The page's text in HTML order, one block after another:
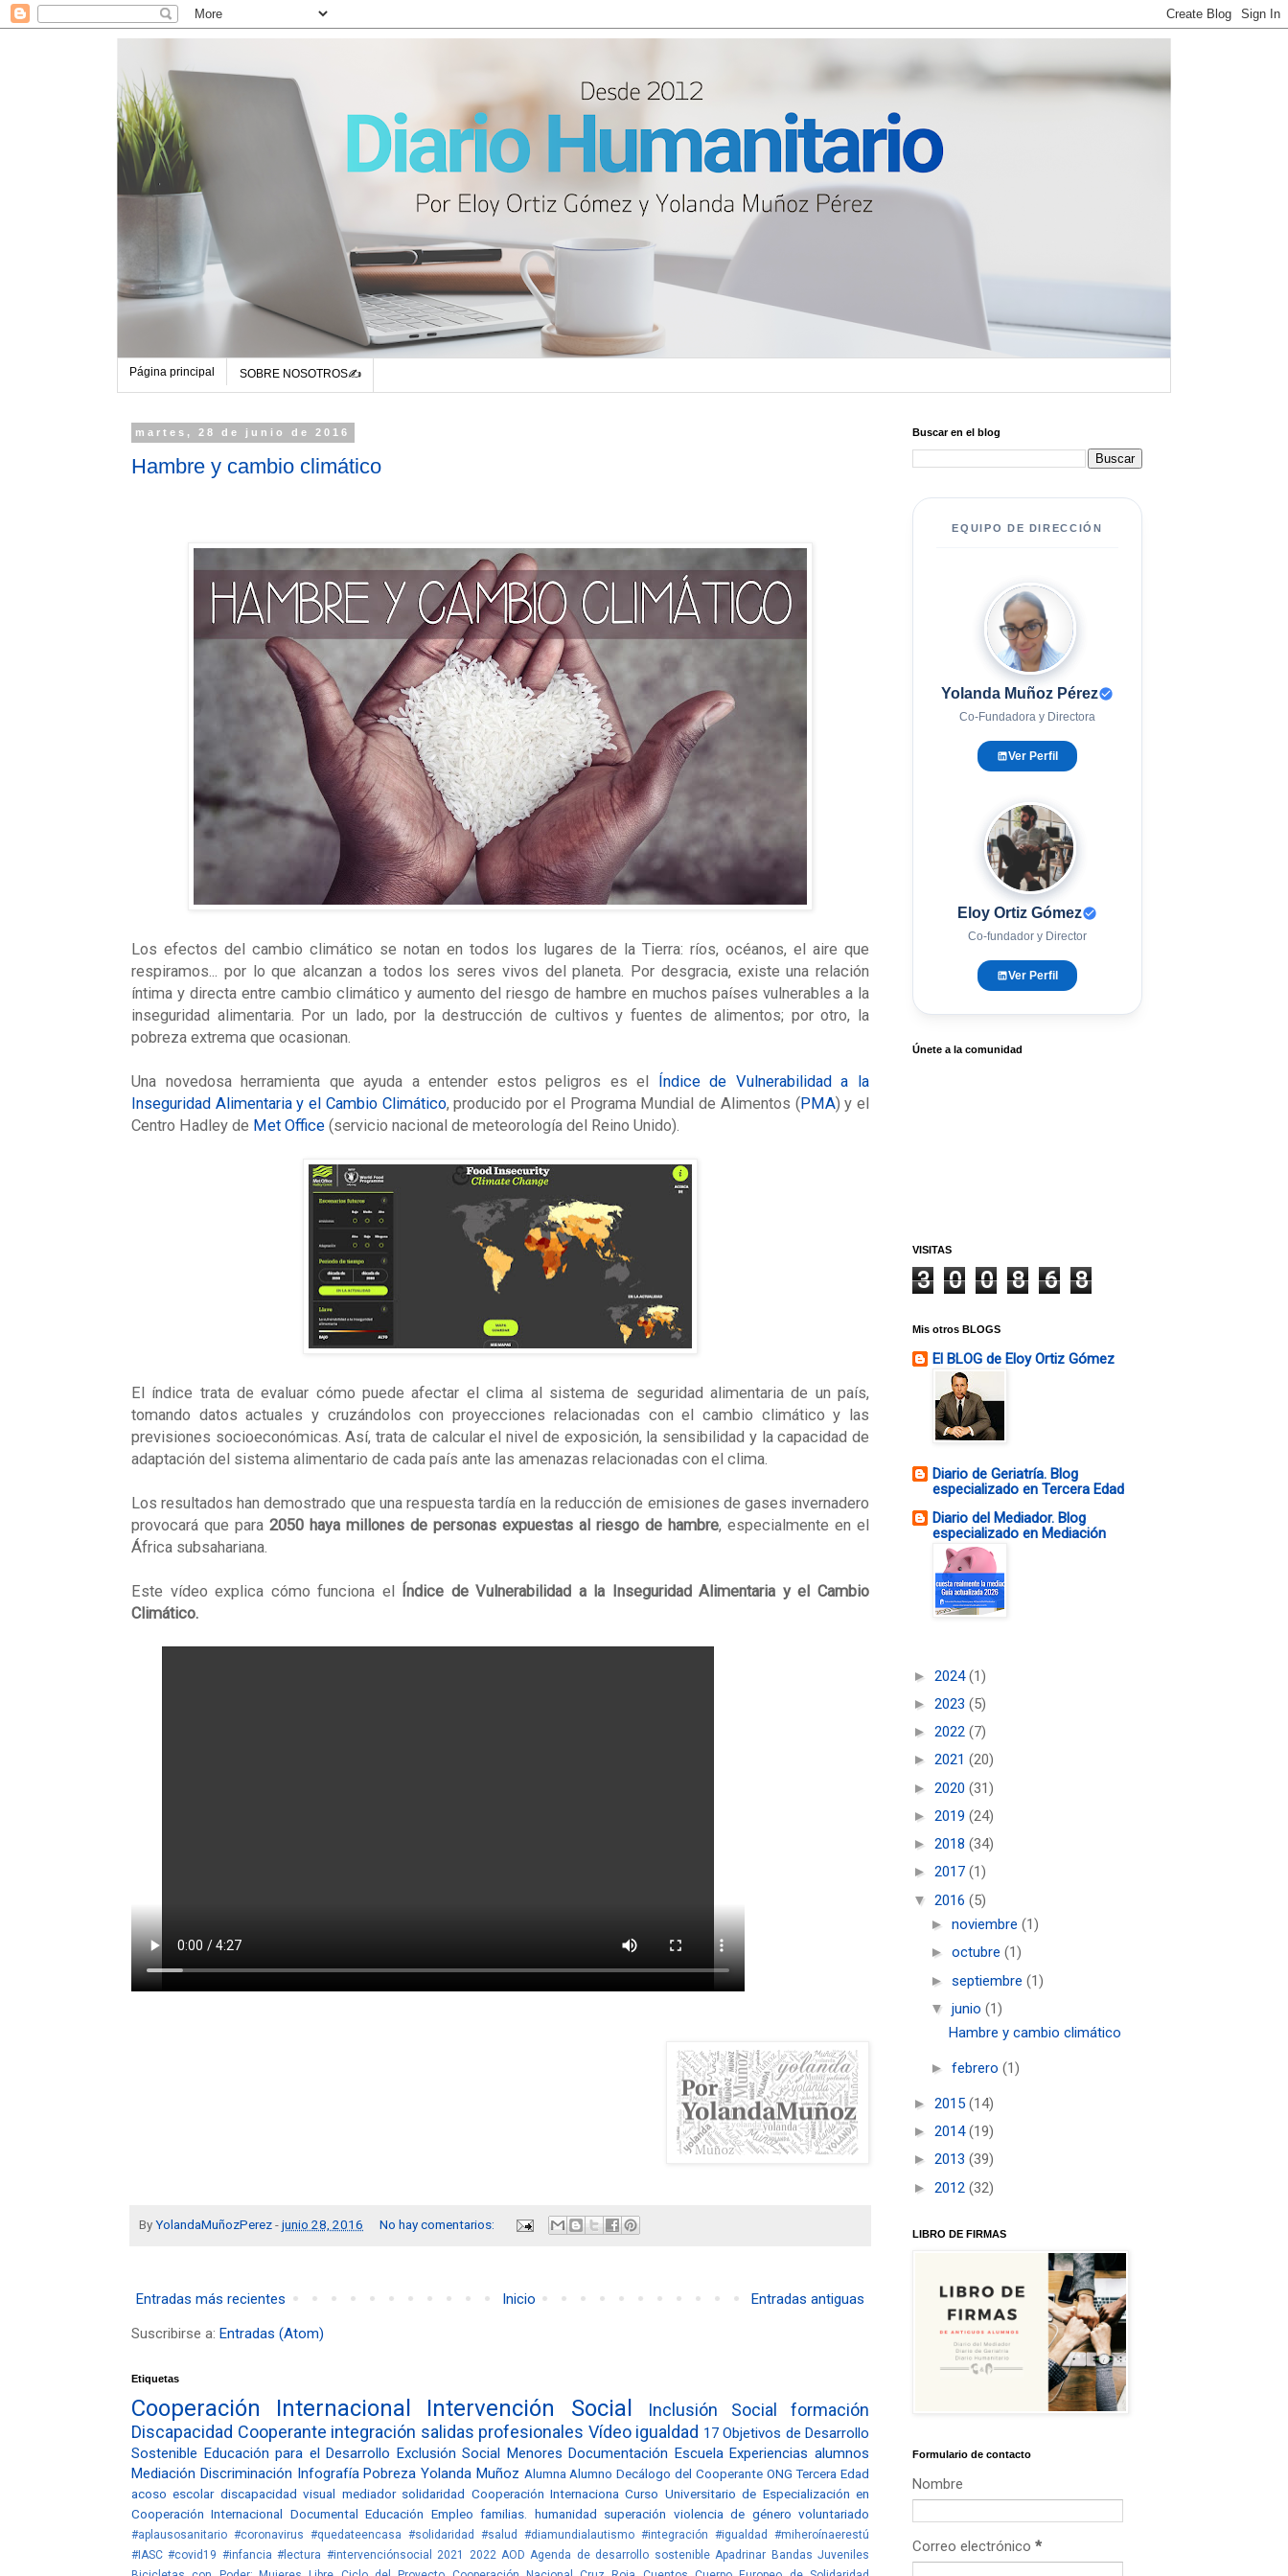
Página principal SOBRE NOSOTROS✍
martes, 28 de junio de 2016
Hambre y cambio climático
Los efectos del cambio climático se notan en todos los lugares de la Tierra: ríos, océanos, el aire que
respiramos... por lo que alcanzan a todos los seres vivos del planeta. Por desgracia, existe una relación
íntima y directa entre cambio climático y aumento del riesgo de hambre en muchos países vulnerables a la
inseguridad alimentaria. Por un lado, por la destrucción de cultivos y fuentes de alimentos; por otro, la
pobreza extrema que ocasionan.
Una novedosa herramienta que ayuda a entender estos peligros es el Índice de Vulnerabilidad a la
Inseguridad Alimentaria y el Cambio Climático, producido por el Programa Mundial de Alimentos (PMA) y el
Centro Hadley de Met Office (servicio nacional de meteorología del Reino Unido).
El índice trata de evaluar cómo puede afectar el clima al sistema de seguridad alimentaria de un país,
tomando datos actuales y cruzándolos con proyecciones relacionadas con el cambio climático y las
previsiones socioeconómicas. Así, trata de calcular el nivel de exposición, la sensibilidad y la capacidad de
adaptación del sistema alimentario de cada país ante las amenazas relacionadas con el clima.
Los resultados han demostrado que una respuesta tardía en la reducción de emisiones de gases invernadero
provocará que para 2050 haya millones de personas expuestas al riesgo de hambre, especialmente en el
África subsahariana.
Este vídeo explica cómo funciona el Índice de Vulnerabilidad a la Inseguridad Alimentaria y el Cambio
Climático.
ByYolandaMuñozPerez-junio 28, 2016 No hay comentarios:
Entradas más recientes Entradas antiguas
Inicio
Suscribirse a: Entradas (Atom)
Etiquetas
Cooperación Internacional Intervención Social Inclusión Social
formación
Discapacidad Cooperante integración salidas profesionales Vídeo igualdad 17 Objetivos de Desarrollo
Sostenible Educación para el Desarrollo Exclusión Social Menores Documentación Escuela Experiencias alumnos
Mediación Discriminación Infografía Pobreza Yolanda Muñoz Alumna Alumno Decálogo del Cooperante ONG Tercera Edad
acoso escolar discapacidad visual mediador solidaridad Cooperación Internaciona Curso Universitario de Especialización en
Cooperación Internacional Documental Educación Empleo familias. humanidad superación violencia de género voluntariado
#aplausosanitario #coronavirus #quedateencasa #solidaridad #salud #diamundialautismo #integración #igualdad
#miheroínaerestú
#IASC #covid19 #infancia #lectura #intervenciónsocial
2021 2022 AOD Agenda de desarrollo sostenible Apadrinar Bandas Juveniles
Buscar en el blog
EQUIPO DE DIRECCIÓN
YM
Yolanda Muñoz Pérez
Co-Fundadora y Directora
Ver Perfil
EG
Eloy Ortiz Gómez
Co-fundador y Director
Ver Perfil
Únete a la comunidad
VISITAS
3 0 0 8 6 8
Mis otros BLOGS
El BLOG de Eloy Ortiz Gómez
Diario de Geriatría. Blog
especializado en Tercera Edad
Diario del Mediador. Blog
especializado en Mediación
► 2024(1)
► 2023 (5)
► 2022 (7)
► 2021 (20)
► 2020 (31)
► 2019 (24)
► 2018 (34)
► 2017 (1)
▼ 2016 (5)
► noviembre (1)
► octubre (1)
► septiembre (1)
▼ junio (1)
Hambre y cambio climático
► febrero (1)
► 2015 (14)
► 2014(19)
► 2013 (39)
► 2012 (32)
LIBRO DE FIRMAS
Formulario de contacto
Nombre
Correo electrónico *